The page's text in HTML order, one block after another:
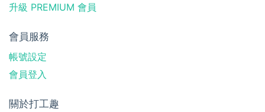
升級 PREMIUM 會員
會員服務
帳號設定
會員登入
關於打工趣